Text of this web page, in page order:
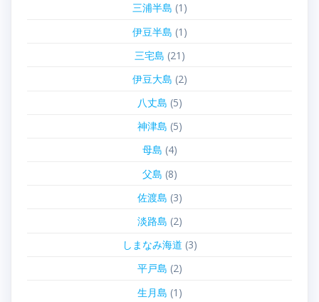
三浦半島 (1)
伊豆半島 (1)
三宅島 (21)
伊豆大島 (2)
八丈島 (5)
神津島 (5)
母島 (4)
父島 (8)
佐渡島 (3)
淡路島 (2)
しまなみ海道 (3)
平戸島 (2)
生月島 (1)